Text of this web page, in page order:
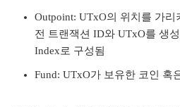
Outpoint: UTxO의 위치를 가리
전 트랜잭션 ID와 UTxO를 생
Index로 구성됨
Fund: UTxO가 보유한 코인 혹